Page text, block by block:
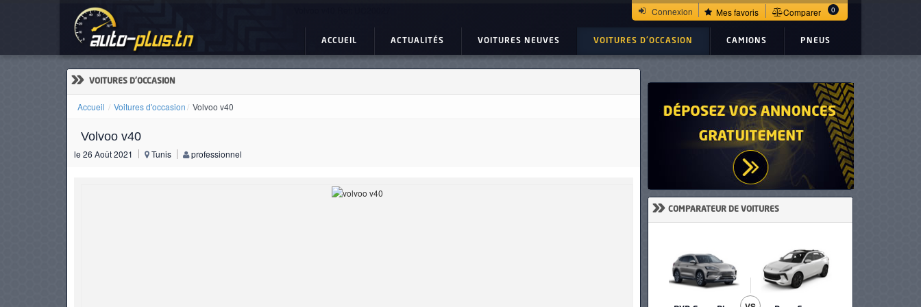
Connexion Mes favoris Comparer 0
ACCUEIL ACTUALITÉS VOITURES NEUVES VOITURES D'OCCASION CAMIONS PNEUS
» VOITURES D'OCCASION
Accueil Voitures d'occasion Volvoo v40
Volvoo v40
le 26 Août 2021 Tunis professionnel
» COMPARATEUR DE VOITURES
ACTUALITÉS